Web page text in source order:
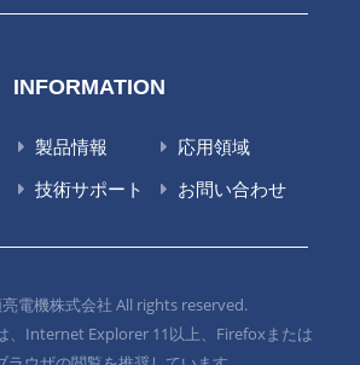
INFORMATION
製品情報
応用領域
技術サポート お問い合わせ
電機株式会社 All rights reserved.
、Internet Explorer 11以上、Firefoxまたは